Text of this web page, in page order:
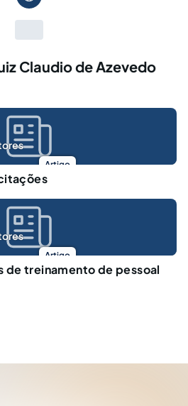
Claudio de Azevedo
Artigo
Artigo
de treinamento de pessoal